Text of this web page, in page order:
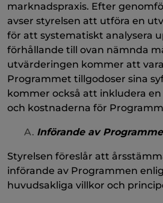
marknadspraxis. Efter
avser styrelsen att utföra en
för att systematiskt analysera
förhållande till ovan nämnda
utvärderingen kommer att
Programmet tillgodoser sina
kommer också att inkludera
och kostnaderna för
Införande av
Styrelsen föreslår att
införande av Programmen
huvudsakliga villkor och